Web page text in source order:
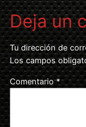
Deja un
Tu dirección de
Los campos
Comentario*